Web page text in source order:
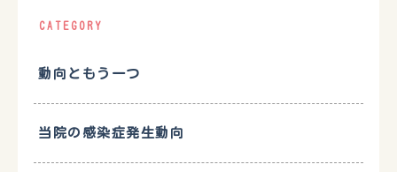
CATEGORY
動向ともう一つ
当院の感染症発生動向